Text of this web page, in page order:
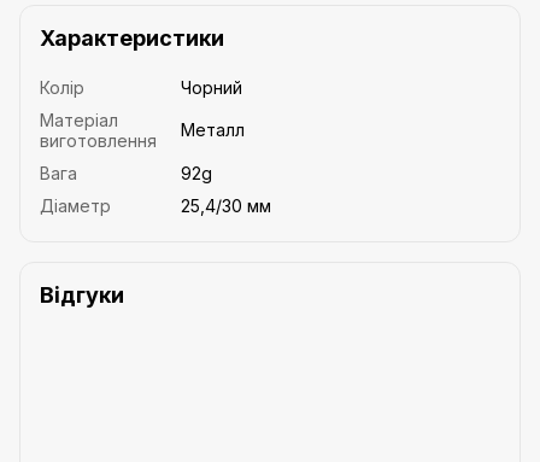
Характеристики
Колір
Чорний
Матеріал
виготовлення
Металл
Вага
92g
Діаметр
25,4/30 мм
Відгуки